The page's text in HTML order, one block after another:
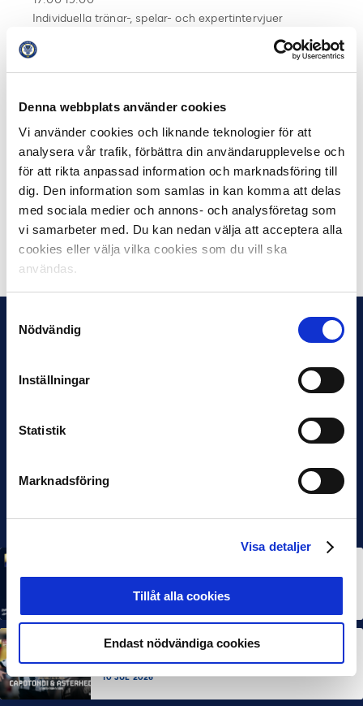
Denna webbplats använder cookies
Vi använder cookies och liknande teknologier för att
analysera vår trafik, förbättra din användarupplevelse och
för att rikta anpassad information och marknadsföring till
dig. Den information som samlas in kan komma att delas
med sociala medier och annons- och analysföretag som
vi samarbeter med. Du kan nedan välja att acceptera alla
cookies eller välja vilka cookies som du vill ska
användas.
Nödvändig
Inställningar
Statistik
Marknadsföring
Visa detaljer
Tillåt alla cookies
Endast nödvändiga cookies
Individuella tränar-, spelar- och expertintervjuer
Media erbjuds egna exklusiva intervjuer med möjlighet
till inspelning att använda i egna kanaler.
(Endast för media)
Del 3
19:00-20:30 Uppsnack Allsvenskan på discovery+
Discoverys programledare Karin Frick och
experterna Alexander Axén och Pär Hansson snackar
upp den Allsvenska säsongen tillsammans med tränare,
spelare och aktiva i fotbolls-Sverige.
Dela på Facebook Dela på Twitter
7 AUG 2026
MÅNADENS SPELARE MÅNADENS TRÄNARE
Dubbla Landskrona-priser när juni summeras
10 JUL 2026